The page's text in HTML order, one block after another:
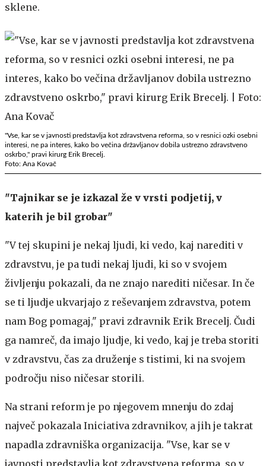
sklene.
"Vse, kar se v javnosti predstavlja kot zdravstvena reforma, so v resnici ozki osebni
interesi, ne pa interes, kako bo večina državljanov dobila ustrezno zdravstveno
oskrbo," pravi kirurg Erik Brecelj.
Foto: Ana Kovač
"Tajnikar se je izkazal že v vrsti podjetij, v
katerih je bil grobar"
"V tej skupini je nekaj ljudi, ki vedo, kaj narediti v
zdravstvu, je pa tudi nekaj ljudi, ki so v svojem
življenju pokazali, da ne znajo narediti ničesar. In če
se ti ljudje ukvarjajo z reševanjem zdravstva, potem
nam Bog pomagaj," pravi zdravnik Erik Brecelj. Čudi
ga namreč, da imajo ljudje, ki vedo, kaj je treba storiti
v zdravstvu, čas za druženje s tistimi, ki na svojem
področju niso ničesar storili.
Na strani reform je po njegovem mnenju do zdaj
največ pokazala Iniciativa zdravnikov, a jih je takrat
napadla zdravniška organizacija. "Vse, kar se v
javnosti predstavlja kot zdravstvena reforma, so v